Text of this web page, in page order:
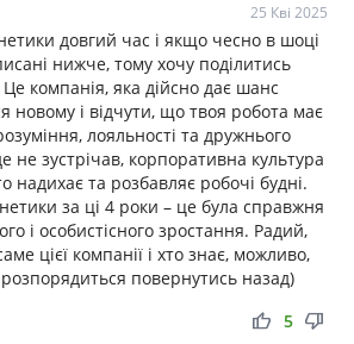
25 Кві 2025
довгий час і якщо чесно в шоці
нижче, тому хочу поділитись
компанія, яка дійсно дає шанс
новому і відчути, що твоя робота має
лояльності та дружнього
не зустрічав, корпоративна культура
надихає та розбавляє робочі будні.
за ці 4 роки – це була справжня
і особистісного зростання. Радий,
цієї компанії і хто знає, можливо,
повернутись назад)
thumb_up thumb_down
5